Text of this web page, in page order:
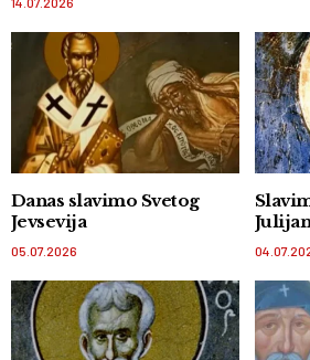
Danas slavimo Svetog
Jevsevija
05.07.2026